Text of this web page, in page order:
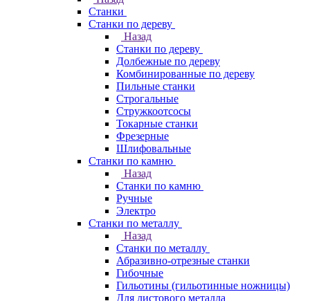
Станки
Станки по дереву
Назад
Станки по дереву
Долбежные по дереву
Комбинированные по дереву
Пильные станки
Строгальные
Стружкоотсосы
Токарные станки
Фрезерные
Шлифовальные
Станки по камню
Назад
Станки по камню
Ручные
Электро
Станки по металлу
Назад
Станки по металлу
Абразивно-отрезные станки
Гибочные
Гильотины (гильотинные ножницы)
Для листового металла